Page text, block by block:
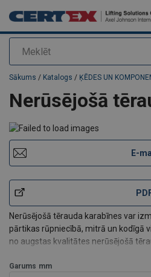
Meklēt
Pievienots jūsu pasūtījumam
Sākums / Katalogs / ĶĒDES UN
Nerūsējošā
E-
Nerūsējošā tērauda karabīnes var
pārtikas rūpniecībā, mitrā un kodīgā
no augstas kvalitātes nerūsējošā
Garums mm